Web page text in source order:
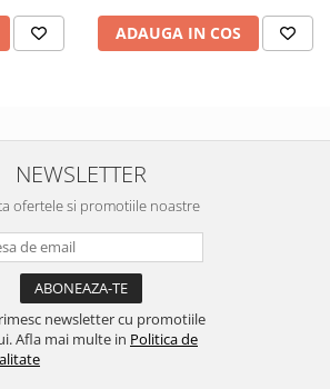
ADAUGA IN COS
NEWSLETTER
ofertele si promotiile noastre
newsletter cu promotiile
Afla mai multe in Politica de